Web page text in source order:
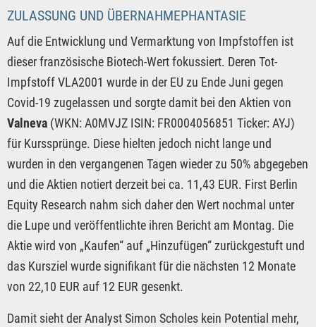
ZULASSUNG UND ÜBERNAHMEPHANTASIE
Auf die Entwicklung und Vermarktung von Impfstoffen ist
dieser französische Biotech-Wert fokussiert. Deren Tot-
Impfstoff VLA2001 wurde in der EU zu Ende Juni gegen
Covid-19 zugelassen und sorgte damit bei den Aktien von
Valneva (WKN: A0MVJZ ISIN: FR0004056851 Ticker: AYJ)
für Kurssprünge. Diese hielten jedoch nicht lange und
wurden in den vergangenen Tagen wieder zu 50% abgegeben
und die Aktien notiert derzeit bei ca. 11,43 EUR. First Berlin
Equity Research nahm sich daher den Wert nochmal unter
die Lupe und veröffentlichte ihren Bericht am Montag. Die
Aktie wird von „Kaufen“ auf „Hinzufügen“ zurückgestuft und
das Kursziel wurde signifikant für die nächsten 12 Monate
von 22,10 EUR auf 12 EUR gesenkt.
Damit sieht der Analyst Simon Scholes kein Potential mehr,